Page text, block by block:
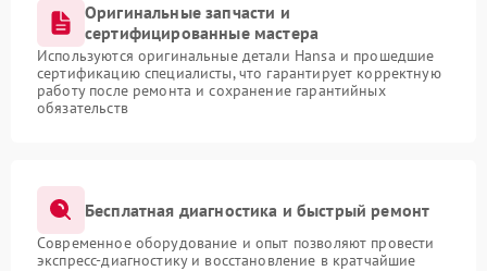
Оригинальные запчасти и
сертифицированные мастера
Используются оригинальные детали Hansa и прошедшие
сертификацию специалисты, что гарантирует корректную
работу после ремонта и сохранение гарантийных
обязательств
Бесплатная диагностика и быстрый ремонт
Современное оборудование и опыт позволяют провести
экспресс-диагностику и восстановление в кратчайшие